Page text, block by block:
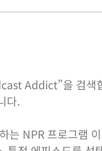
Addict”을 검색
다.
는 NPR 프로그램